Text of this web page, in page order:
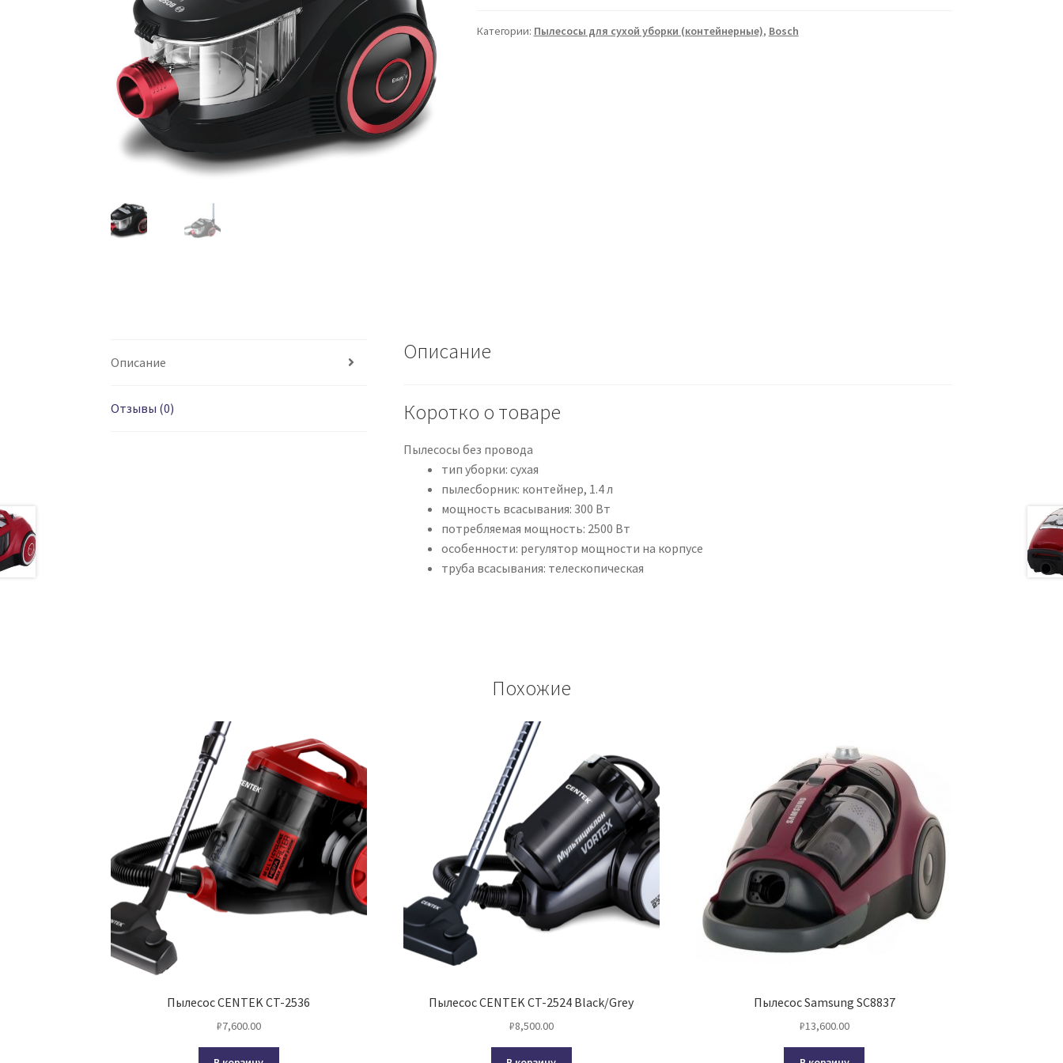
Категории: Пылесосы для сухой уборки (контейнерные), Bosch
Описание
Отзывы (0)
Описание
Коротко о товаре
Пылесосы без провода
тип уборки: сухая
пылесборник: контейнер, 1.4 л
мощность всасывания: 300 Вт
потребляемая мощность: 2500 Вт
особенности: регулятор мощности на корпусе
труба всасывания: телескопическая
Похожие
Пылесос CENTEK CT-2536
₽7,600.00
Пылесос CENTEK CT-2524 Black/Grey
₽8,500.00
Пылесос Samsung SC8837
₽13,600.00